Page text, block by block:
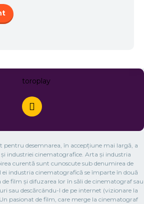
desemnarea, în accepțiune mai largă, a
industriei cinematografice. Arta și industria
curentă sunt cunoscute sub denumirea de
industria cinematografică se împarte în două
film și difuzarea lor în săli de cinematograf sau
sau descărcându-l de pe internet (vizionare la
pasionat de film, care merge la cinematograf